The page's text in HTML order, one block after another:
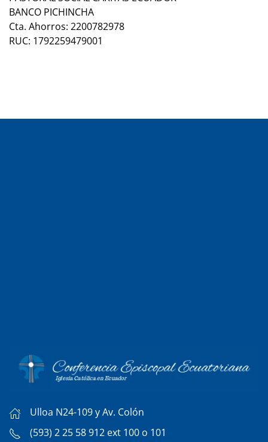
BANCO PICHINCHA
Cta. Ahorros: 2200782978
RUC: 1792259479001
Ulloa N24-109 y Av. Colón
(593) 2 25 58 912 ext 100 o 101